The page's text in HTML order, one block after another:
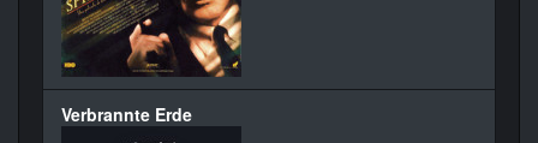
Verbrannte Erde